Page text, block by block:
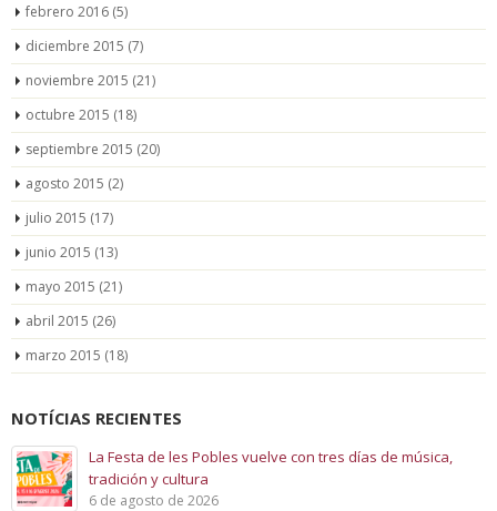
febrero 2016 (5)
diciembre 2015 (7)
noviembre 2015 (21)
octubre 2015 (18)
septiembre 2015 (20)
agosto 2015 (2)
julio 2015 (17)
junio 2015 (13)
mayo 2015 (21)
abril 2015 (26)
marzo 2015 (18)
NOTÍCIAS RECIENTES
La Festa de les Pobles vuelve con tres días de música,
tradición y cultura
6 de agosto de 2026